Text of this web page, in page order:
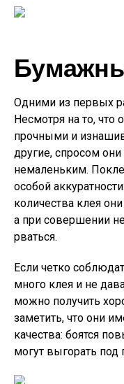
Одними из первых
Несмотря на то, что
прочными и
другие, спросом
немаленьким.
особой
количества клея
а при совершении
рваться.
Если четко
много клея и не
можно получить
заметить, что они
качества: боятся
могут выгорать